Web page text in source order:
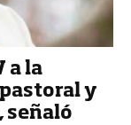
a la
y
señaló